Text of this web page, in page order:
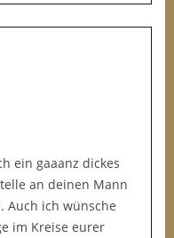
ein gaaanz dickes
an deinen Mann
Auch ich wünsche
im Kreise eurer